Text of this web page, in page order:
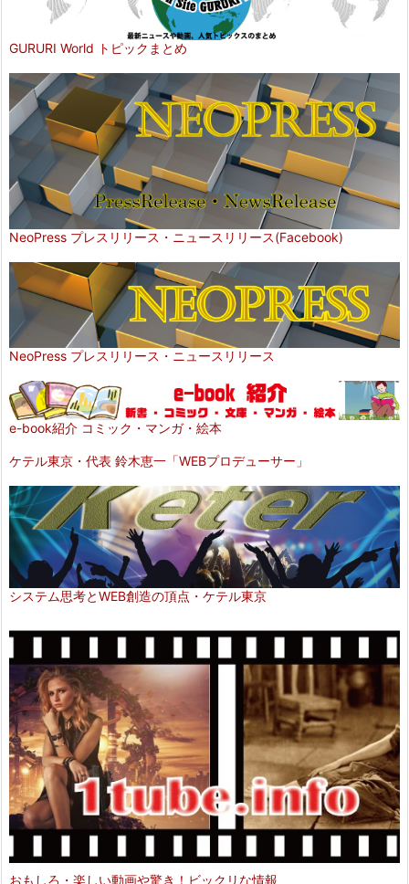
GURURI World トピックまとめ
NeoPress プレスリリース・ニュースリリース(Facebook)
NeoPress プレスリリース・ニュースリリース
e-book紹介 コミック・マンガ・絵本
ケテル東京・代表 鈴木恵一「WEBプロデューサー」
システム思考とWEB創造の頂点・ケテル東京
おもしろ・楽しい動画や驚き！ビックリな情報